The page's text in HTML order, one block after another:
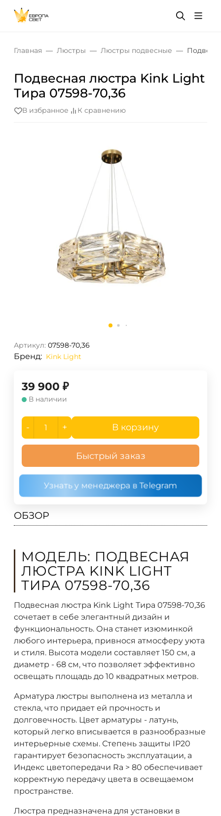
Главная Люстры Люстры подвесные
Подвесная люстра Kink Light
Тира 07598-70,36
В избранное К сравнению
Артикул: 07598-70,36
Бренд: Kink Light
39 900 ₽
В наличии
- + В корзину
Быстрый заказ
Узнать у менеджера в Telegram
ОБЗОР
МОДЕЛЬ: ПОДВЕСНАЯ
ЛЮСТРА KINK LIGHT
ТИРА 07598-70,36
Подвесная люстра Kink Light Тира 07598-70,36
сочетает в себе элегантный дизайн и
функциональность. Она станет изюминкой
любого интерьера, привнося атмосферу уюта
и стиля. Высота модели составляет 150 см, а
диаметр - 68 см, что позволяет эффективно
освещать площадь до 10 квадратных метров.
Арматура люстры выполнена из металла и
стекла, что придает ей прочность и
долговечность. Цвет арматуры - латунь,
который легко вписывается в разнообразные
интерьерные схемы. Степень защиты IP20
гарантирует безопасность эксплуатации, а
Индекс цветопередачи Ra > 80 обеспечивает
корректную передачу цвета в освещаемом
пространстве.
Люстра предназначена для установки в